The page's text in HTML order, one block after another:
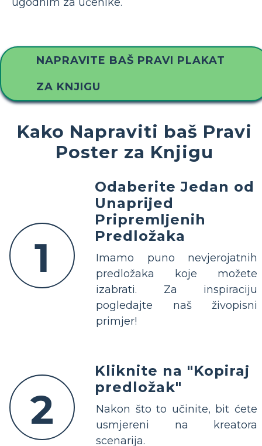
NAPRAVITE BAŠ PRAVI PLAKAT
ZA KNJIGU
Kako Napraviti baš Pravi
Poster za Knjigu
1
Odaberite Jedan od
Unaprijed
Pripremljenih
Predložaka
Imamo puno nevjerojatnih
predložaka koje možete
izabrati. Za inspiraciju
pogledajte naš živopisni
primjer!
2
Kliknite na "Kopiraj
predložak"
Nakon što to učinite, bit ćete
usmjereni na kreatora
scenarija.